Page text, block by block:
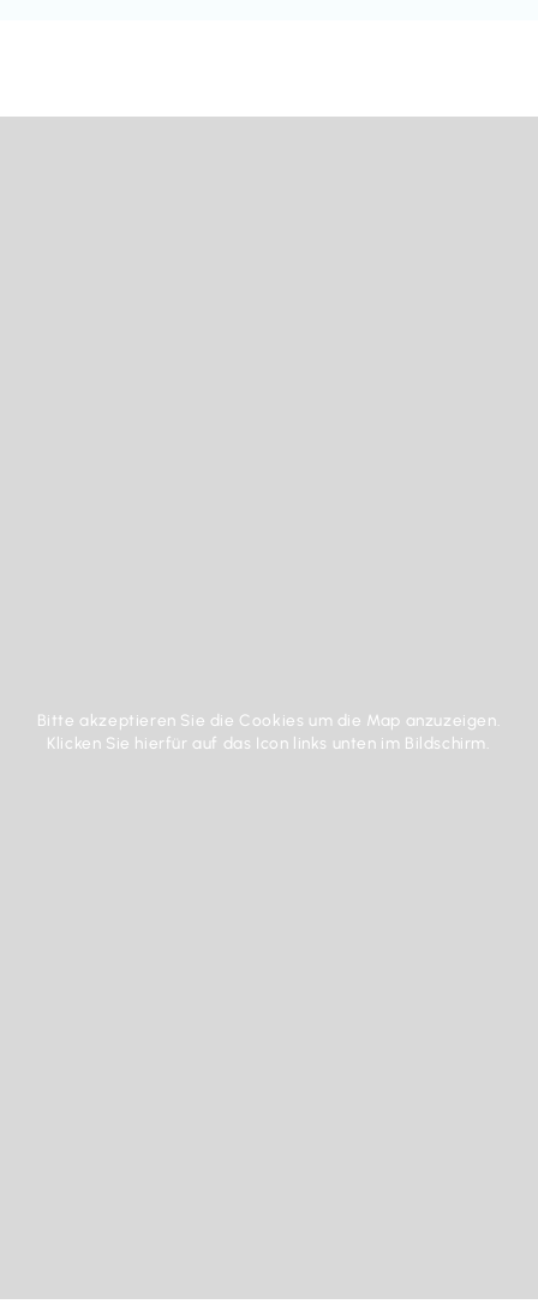
Bitte akzeptieren Sie die Cookies um die Map anzuzeigen.
Klicken Sie hierfür auf das Icon links unten im Bildschirm.